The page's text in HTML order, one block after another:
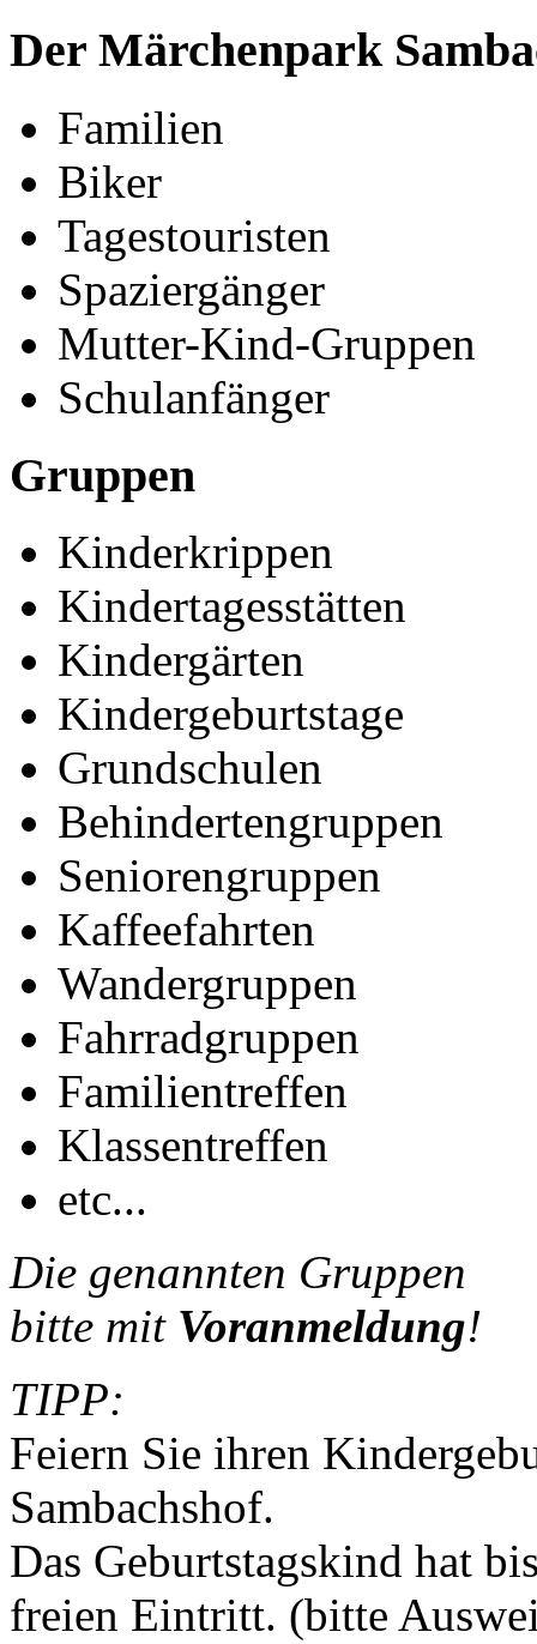
Der Märchenpark
Familien
Biker
Tagestouristen
Spaziergänger
Mutter-Kind-Gruppen
Schulanfänger
Gruppen
Kinderkrippen
Kindertagesstätten
Kindergärten
Kindergeburtstage
Grundschulen
Behindertengruppen
Seniorengruppen
Kaffeefahrten
Wandergruppen
Fahrradgruppen
Familientreffen
Klassentreffen
etc...
Die genannten Gruppen
bitte mit Voranmeldung!
TIPP:
Feiern Sie ihren
Sambachshof.
Das Geburtstagskind hat
freien Eintritt. (bitte